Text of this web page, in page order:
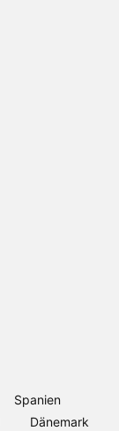
Spanien
Dänemark